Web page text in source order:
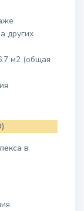
других
м2 (общая
в